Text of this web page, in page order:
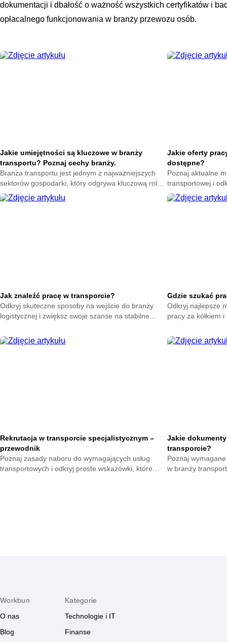
dokumentacji i dbałość o ważność wszystkich certyfikatów i
opłacalnego funkcjonowania w branży przewozu osób.
Jakie umiejętności są kluczowe w branży
transportu? Poznaj cechy branży.
Branża transportu jest jednym z najważniejszych
sektorów gospodarki, który odgrywa kluczową rolę
w zapewnieniu sprawnego przepływu towarów i
ludzi. W miarę jak świat staje się coraz bardziej
Jakie oferty
dostępne?
Poznaj aktualne
transportowej i
największe
pracę.
Jak znaleźć pracę w transporcie?
Odkryj skuteczne sposoby na wejście do branży
logistycznej i zwiększ swoje szanse na stabilne
wskazówkom.
Gdzie szukać
Odkryj najlepsze
pracy za kółkiem
ofert.
Rekrutacja w transporcie specjalistycznym –
przewodnik
Poznaj zasady naboru do wymagających usług
transportowych i odkryj proste wskazówki, które
Jakie
transporcie?
Poznaj
w branży
Workbun
O nas
Blog
Kategorie
Technologie i IT
Finanse